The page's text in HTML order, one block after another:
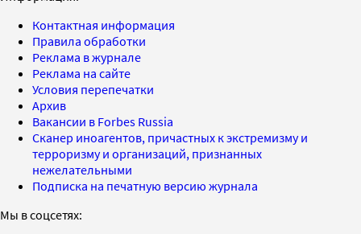
Контактная информация
Правила обработки
Реклама в журнале
Реклама на сайте
Условия перепечатки
Архив
Вакансии в Forbes Russia
Сканер иноагентов, причастных к экстремизму и
терроризму и организаций, признанных
нежелательными
Подписка на печатную версию журнала
Мы в соцсетях: